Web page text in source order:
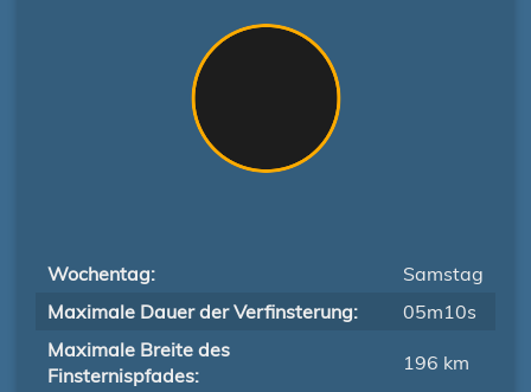
Wochentag:
Samstag
Maximale Dauer der Verfinsterung:
05m10s
Maximale Breite des
Finsternispfades:
196 km